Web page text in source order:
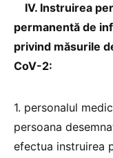
IV. Instruirea
permanentă de
privind măsurile
CoV-2:
1. personalul
persoana
efectua instruirea